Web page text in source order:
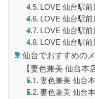
LOVE 仙台駅
LOVE 仙台駅
LOVE 仙台駅
LOVE 仙台駅
仙台でおすすめの
【妻色兼美 仙台本
妻色兼美 仙台
妻色兼美 仙台